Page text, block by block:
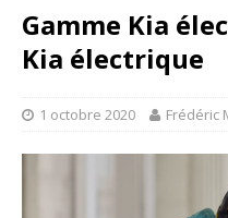
Gamme Kia
Kia électrique
1 octobre 2020 Frédéric